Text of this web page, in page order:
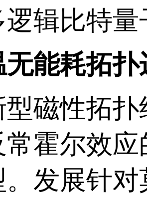
逻辑比特
无能耗拓
磁性拓
霍尔效
发展针